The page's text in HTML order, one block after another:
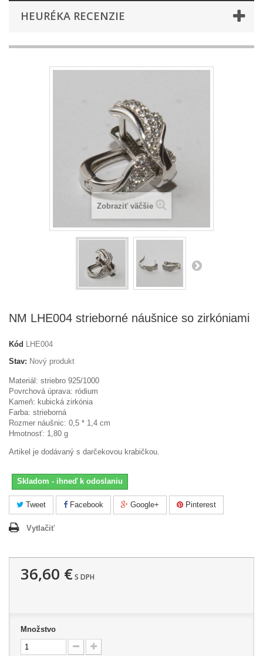
HEURÉKA RECENZIE
Zobraziť väčšie
NM LHE004 strieborné náušnice so zirkóniami
Kód LHE004
Stav: Nový produkt
Materiál: striebro 925/1000
Povrchová úprava: ródium
Kameň: kubická zirkónia
Farba: strieborná
Rozmer náušnic: 0,5 * 1,4 cm
Hmotnosť: 1,80 g
Artikel je dodávaný s darčekovou krabičkou.
Skladom - ihneď k odoslaniu
Tweet Facebook Google+ Pinterest
Vytlačiť
36,60 €S DPH
Množstvo